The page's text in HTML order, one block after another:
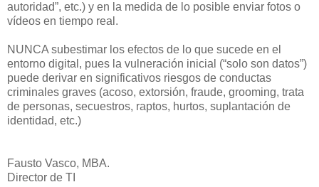
autoridad”, etc.) y en la medida de lo posible enviar fotos o
vídeos en tiempo real.
NUNCA subestimar los efectos de lo que sucede en el
entorno digital, pues la vulneración inicial (“solo son datos”)
puede derivar en significativos riesgos de conductas
criminales graves (acoso, extorsión, fraude, grooming, trata
de personas, secuestros, raptos, hurtos, suplantación de
identidad, etc.)
Fausto Vasco, MBA.
Director de TI